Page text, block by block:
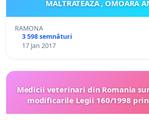
MALTRATEAZA , OMOARA
RAMONA
3 598 semnături
17 Jan 2017
Medicii veterinari din Romania
modificarile Legii 160/1998 prin